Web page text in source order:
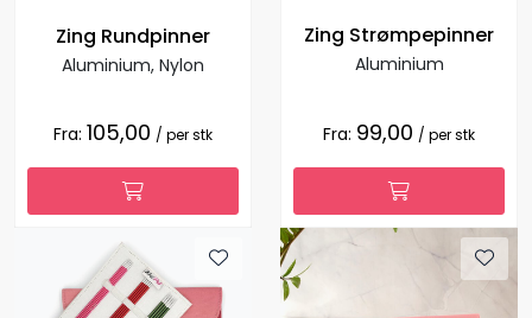
Zing Rundpinner
Aluminium, Nylon
Fra: 105,00 / per stk
Zing Strømpepinner
Aluminium
Fra: 99,00 / per stk